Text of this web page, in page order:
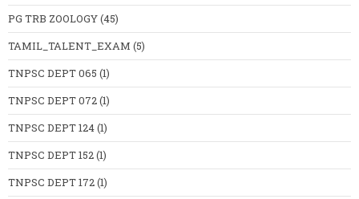
PG TRB ZOOLOGY(45)
TAMIL_TALENT_EXAM (5)
TNPSC DEPT 065 (1)
TNPSC DEPT 072(1)
TNPSC DEPT 124(1)
TNPSC DEPT 152(1)
TNPSC DEPT 172(1)